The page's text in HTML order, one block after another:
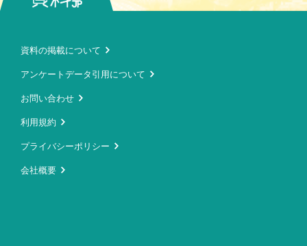
資料の掲載について
アンケートデータ引用について
お問い合わせ
利用規約
プライバシーポリシー
会社概要